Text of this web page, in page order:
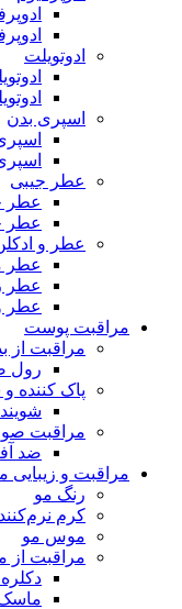
ادوتویلت
اسپری بدن
عطر جیبی
عطر
عطر
عطر و
عطر
عطر
عطر
مراقبت پوست
مراقبت از
رول
پاک کننده و
مراقبت
ضد
مراقبت و زیبایی
رنگ مو
کرم
موس مو
مراقبت از